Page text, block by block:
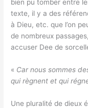
bien pu tomber entre
texte, il y a des
à Dieu, etc. que l’on
de nombreux
accuser Dee de
« Car nous sommes
qui règnent et qui
Une pluralité de dieux